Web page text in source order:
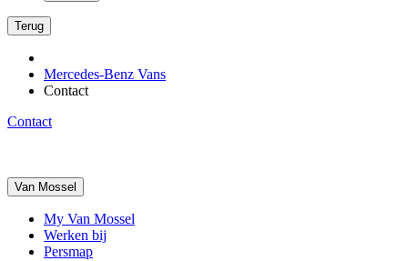
Terug
Mercedes-Benz Vans
Contact
Contact
Van Mossel
My Van Mossel
Werken bij
Persmap